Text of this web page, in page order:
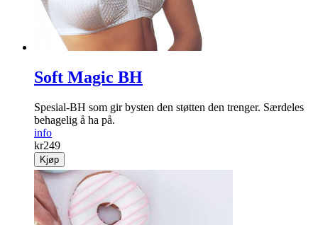
Soft Magic BH
Spesial-BH som gir bysten den støtten den trenger. Særdeles
behagelig å ha på.
info
kr249
Kjøp